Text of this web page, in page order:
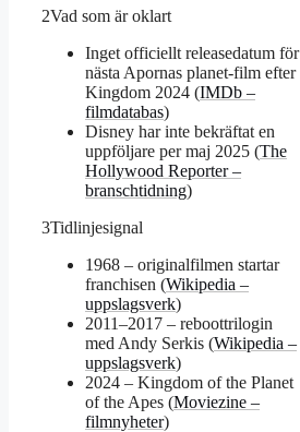
2Vad som är oklart
Inget officiellt releasedatum för
nästa Apornas planet-film efter
Kingdom 2024 (IMDb –
filmdatabas)
Disney har inte bekräftat en
uppföljare per maj 2025 (The
Hollywood Reporter –
branschtidning)
3Tidlinjesignal
1968 – originalfilmen startar
franchisen (Wikipedia –
uppslagsverk)
2011–2017 – reboottrilogin
med Andy Serkis (Wikipedia –
uppslagsverk)
2024 – Kingdom of the Planet
of the Apes (Moviezine –
filmnyheter)